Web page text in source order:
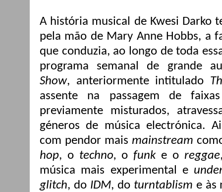
A história musical de Kwesi Darko
pela mão de Mary Anne Hobbs, a
que conduzia, ao longo de toda
programa semanal de grande
Show, anteriormente intitulado
assente na passagem de
previamente misturados,
géneros de música electrónica.
com pendor mais mainstream
hop, o techno, ofunke o reggae
música mais experimental e
glitch, do IDM, do turntablism e às